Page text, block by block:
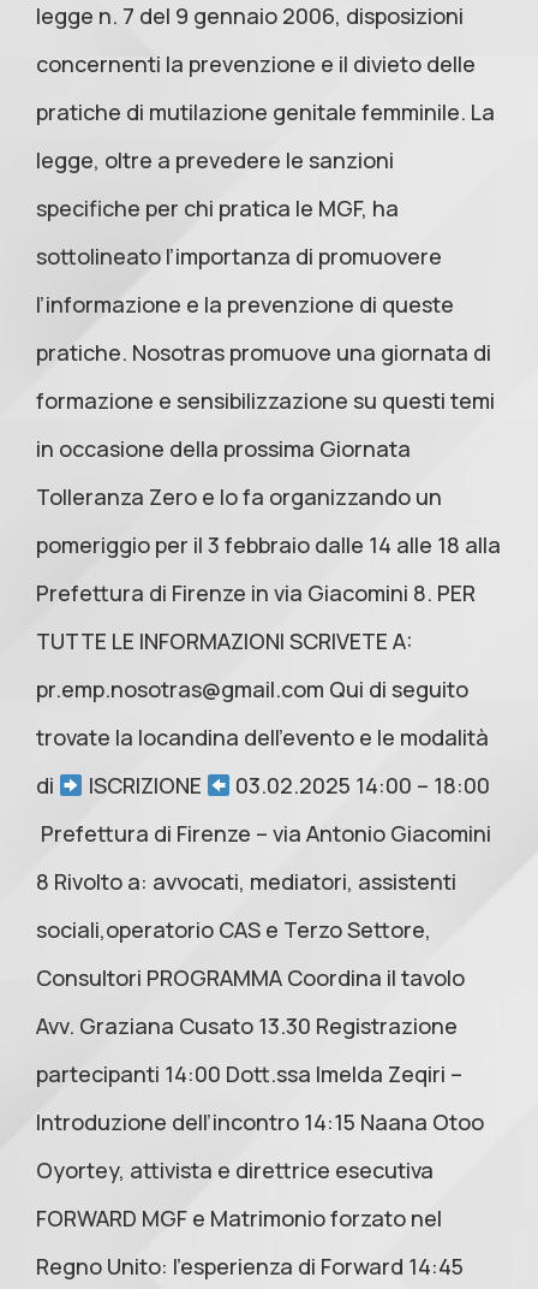
legge n. 7 del 9 gennaio 2006, disposizioni
concernenti la prevenzione e il divieto delle
pratiche di mutilazione genitale femminile. La
legge, oltre a prevedere le sanzioni
specifiche per chi pratica le MGF, ha
sottolineato l’importanza di promuovere
l’informazione e la prevenzione di queste
pratiche. Nosotras promuove una giornata di
formazione e sensibilizzazione su questi temi
in occasione della prossima Giornata
Tolleranza Zero e lo fa organizzando un
pomeriggio per il 3 febbraio dalle 14 alle 18 alla
Prefettura di Firenze in via Giacomini 8. PER
TUTTE LE INFORMAZIONI SCRIVETE A:
pr.emp.nosotras@gmail.com Qui di seguito
trovate la locandina dell’evento e le modalità
di
ISCRIZIONE
03.02.2025 14:00 – 18:00
Prefettura di Firenze – via Antonio Giacomini
8 Rivolto a: avvocati, mediatori, assistenti
sociali,operatorio CAS e Terzo Settore,
Consultori PROGRAMMA Coordina il tavolo
Avv. Graziana Cusato 13.30 Registrazione
partecipanti 14:00 Dott.ssa Imelda Zeqiri –
Introduzione dell’incontro 14:15 Naana Otoo
Oyortey, attivista e direttrice esecutiva
FORWARD MGF e Matrimonio forzato nel
Regno Unito: l’esperienza di Forward 14:45